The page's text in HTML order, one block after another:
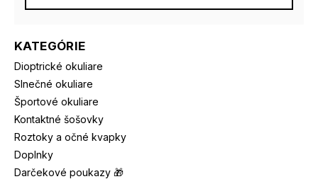
KATEGÓRIE
Dioptrické okuliare
Slnečné okuliare
Športové okuliare
Kontaktné šošovky
Roztoky a očné kvapky
Doplnky
Darčekové poukazy 🎁